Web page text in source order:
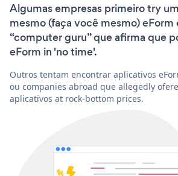
Algumas empresas primeiro try
mesmo (faça você mesmo) eForm
“computer guru” que afirma que
eForm in 'no time'.
Outros tentam encontrar aplicativos
ou companies abroad que allegedly
aplicativos at rock-bottom prices.